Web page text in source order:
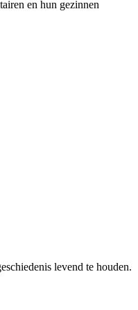
en hun gezinnen
levend te houden.